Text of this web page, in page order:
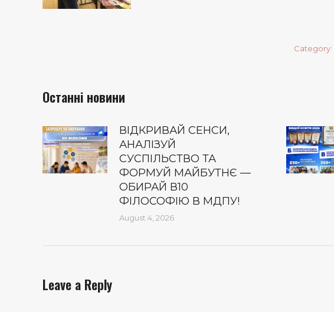
Category:
Останні новини
ВІДКРИВАЙ СЕНСИ,
АНАЛІЗУЙ
СУСПІЛЬСТВО ТА
ФОРМУЙ МАЙБУТНЄ —
ОБИРАЙ В10
ФІЛОСОФІЮ В МДПУ!
August 4, 2026
Leave a Reply